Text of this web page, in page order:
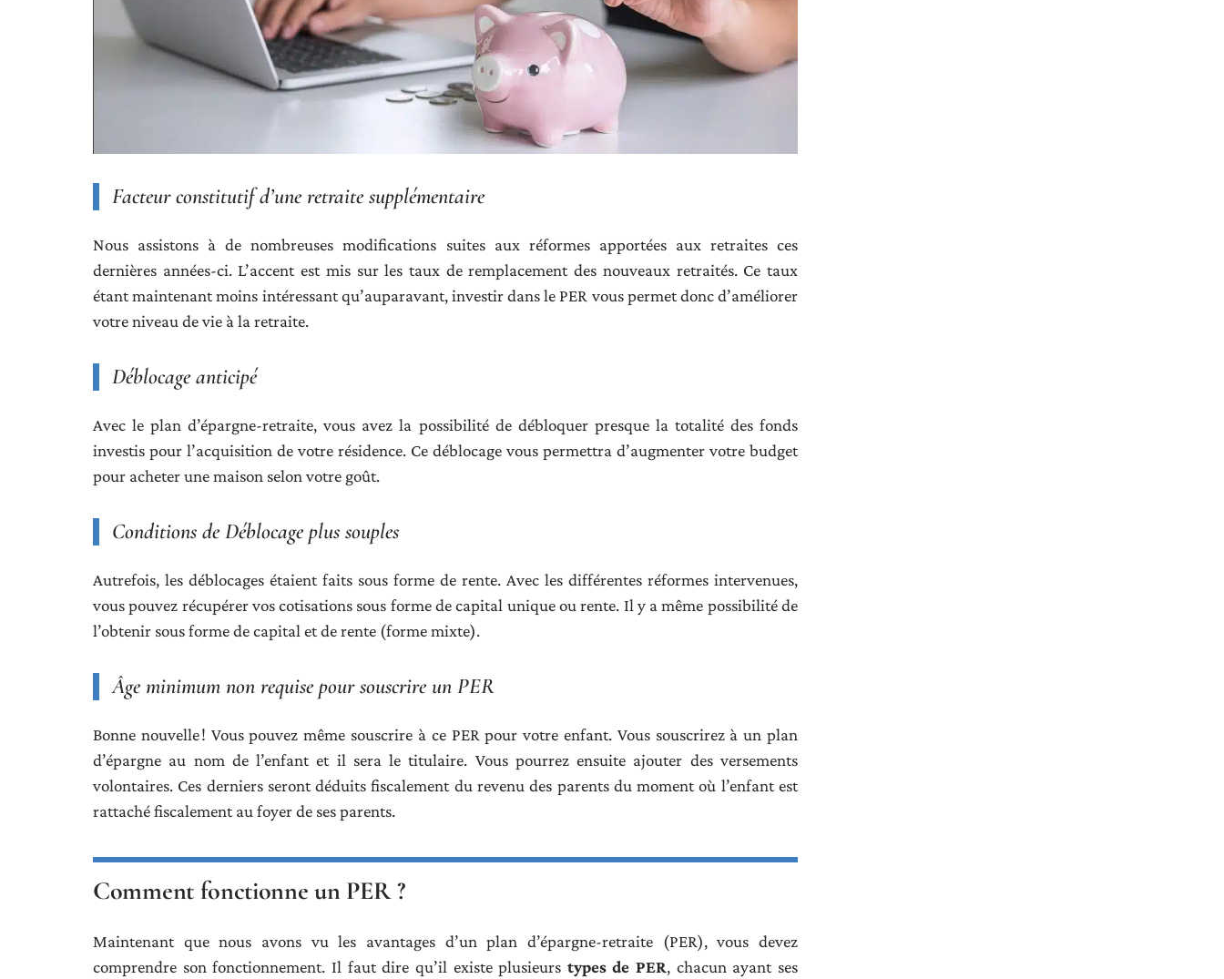
Facteur constitutif d’une retraite supplémentaire
Nous assistons à de nombreuses modifications suites aux réformes apportées aux retraites ces
dernières années-ci. L’accent est mis sur les taux de remplacement des nouveaux retraités. Ce taux
étant maintenant moins intéressant qu’auparavant, investir dans le PER vous permet donc d’améliorer
votre niveau de vie à la retraite.
Déblocage anticipé
Avec le plan d’épargne-retraite, vous avez la possibilité de débloquer presque la totalité des fonds
investis pour l’acquisition de votre résidence. Ce déblocage vous permettra d’augmenter votre budget
pour acheter une maison selon votre goût.
Conditions de Déblocage plus souples
Autrefois, les déblocages étaient faits sous forme de rente. Avec les différentes réformes intervenues,
vous pouvez récupérer vos cotisations sous forme de capital unique ou rente. Il y a même possibilité de
l’obtenir sous forme de capital et de rente (forme mixte).
Âge minimum non requise pour souscrire un PER
Bonne nouvelle ! Vous pouvez même souscrire à ce PER pour votre enfant. Vous souscrirez à un plan
d’épargne au nom de l’enfant et il sera le titulaire. Vous pourrez ensuite ajouter des versements
volontaires. Ces derniers seront déduits fiscalement du revenu des parents du moment où l’enfant est
rattaché fiscalement au foyer de ses parents.
Comment fonctionne un PER ?
Maintenant que nous avons vu les avantages d’un plan d’épargne-retraite (PER), vous devez
comprendre son fonctionnement. Il faut dire qu’il existe plusieurs types de PER, chacun ayant ses